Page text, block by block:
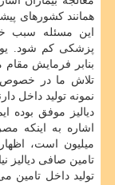
همانند كشورهای
این مسئله سبب
پزشكی كم شود.
بنابر فرمایش
تلاش ما در خصوص
نمونه تولید داخل
دیالیز موفق بوده
میلیون است،
تامین صافی دیالیز
تولید داخل تامین